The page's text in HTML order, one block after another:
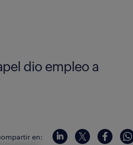
dio empleo a
en: